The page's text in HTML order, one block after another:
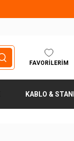
FAVORILERIM
KABLO &